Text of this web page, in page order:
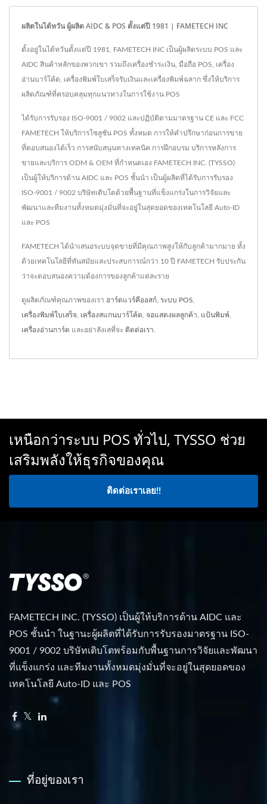
ผลิตในไต้หวัน ผู้ผลิต AIDC & POS ตั้งแต่ปี 1981 | FAMETECH INC
ตั้งอยู่ในไต้หวันตั้งแต่ปี 1981, FAMETECH INC เป็นผู้ผลิตระบบ POS และ
AIDC สินค้าหลักของพวกเขา รวมถึงเครื่องชำระเงิน, มือถือ POS, เครื่อง
อ่านบาร์โค้ด, เครื่องพิมพ์ใบเสร็จรับเงินและเครื่องพิมพ์ฉลาก ซึ่งให้บริการ
ผลิตภัณฑ์ที่ครอบคลุมทุกแนวทางในการใช้งาน POS
ได้รับการรับรอง ISO-9001 / 9002 และปฏิบัติตามมาตรฐาน CE และ FCC
FAMETECH ให้บริการโซลูชัน POS ทั้งหมด การให้คำปรึกษาก่อนการขาย
ที่ตอบสนองได้เร็ว การสนับสนุนทางเทคนิค การฝึกอบรม บริการหลังการ
ขายและบริการ ODM & OEM ที่กำหนดเอง FAMETECH INC. (TYSSO)
เป็นผู้ให้บริการด้าน AIDC และ POS ชั้นนำ เป็นผู้ผลิตที่ได้รับการรับรอง
ISO-9001 / 9002 บริษัทเติบโตด้วยพื้นฐานที่แข็งแกร่งในการวิจัยและ
พัฒนาและทีมงานทั้งหมดมุ่งมั่นที่จะอยู่ในสุดยอดของเทคโนโลยี Auto-ID
และ POS
FAMETECH ได้นำเสนอระบบจุดขายที่มีคุณภาพสูงให้กับลูกค้ามากมาย ทั้ง
ด้วยเทคโนโลยีที่ทันสมัยและประสบการณ์กว่า 10 ปี FAMETECH รับประกัน
ว่าจะตอบสนองความต้องการของลูกค้าแต่ละราย
ดูผลิตภัณฑ์คุณภาพของเรา ฮาร์ดแวร์คีออสก์ ระบบ POS
เครื่องพิมพ์ใบเสร็จ เครื่องสแกนบาร์โค้ด จอแสดงผลลูกค้า แป้นพิมพ์
เครื่องอ่านการ์ด และอย่าลังเลที่จะ ติดต่อเรา
เหนือกว่าระบบ POS ทั่วไป, TYSSO ช่วย
เสริมพลังให้ธุรกิจของคุณ
ติดต่อเราเลย!!
FAMETECH INC. (TYSSO) เป็นผู้ให้บริการด้าน AIDC และ
POS ชั้นนำ ในฐานะผู้ผลิตที่ได้รับการรับรองมาตรฐาน ISO-
9001 / 9002 บริษัทเติบโตพร้อมกับพื้นฐานการวิจัยและพัฒนา
ที่แข็งแกร่ง และทีมงานทั้งหมดมุ่งมั่นที่จะอยู่ในสุดยอดของ
เทคโนโลยี Auto-ID และ POS
ที่อยู่ของเรา